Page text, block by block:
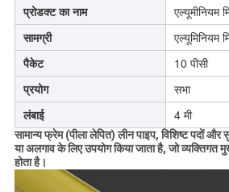
प्रोडक्ट का नाम एल्यूमीनियम
सामग्री एल्यूमिनियम
पैकेट 10 पीसी
प्रयोग सभा
लंबाई 4 मी
सामान्य फ्रेम (पीला लेपित) लीन पाइप, विशिष्ट पदों और
या अलगाव के लिए उपयोग किया जाता है, जो व्यक्तिगत
होता है।